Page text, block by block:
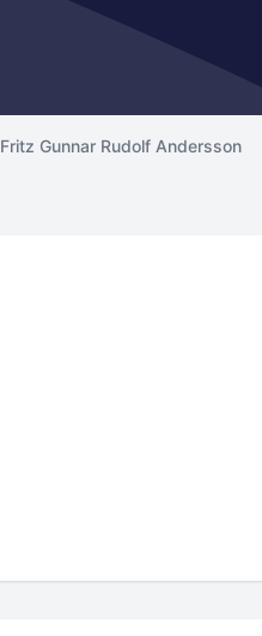
Fritz Gunnar Rudolf Andersson